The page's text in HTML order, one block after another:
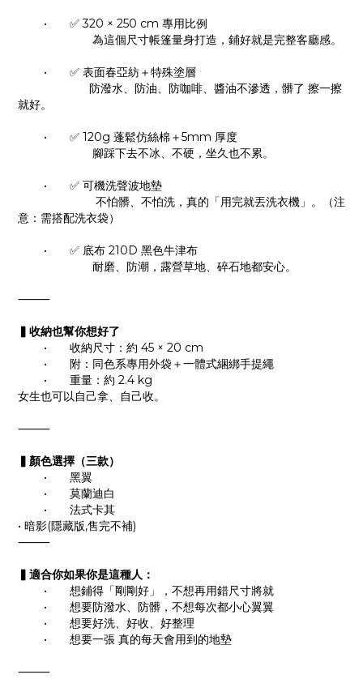
• ✅ 320 × 250 cm 專用比例
                       為這個尺寸帳篷量身打造，鋪好就是完整客廳感。
• ✅ 表面春亞紡＋特殊塗層
                      防潑水、防油、防咖啡、醬油不滲透，
髒了 擦一擦
就好。
• ✅ 120g 蓬鬆仿絲棉＋5mm 厚度
                       腳踩下去不冰、不硬，坐久也不累。
• ✅ 可機洗聲波地墊
意：需搭配洗衣袋）
• ✅ 底布 210D 黑色牛津布
                       耐磨、防潮，露營草地、碎石地都安心。
⸻
▍收納也幫你想好了
•
收納尺寸：約 45 × 20 cm
•
附：同色系專用外袋＋一體式綑綁手提繩
•
重量：約 2.4 kg
女生也可以自己拿、自己收。
⸻
▍顏色選擇（三款）
•
黑翼
•
莫蘭迪白
•
法式卡其
• 暗影(隱藏版,售完不補)
⸻
▍適合你如果你是這種人：
•
想鋪得「剛剛好」，不想再用錯尺寸將就
•
想要防潑水、防髒，不想每次都小心翼翼
•
想要好洗、好收、好整理
•
想要一張 真的每天會用到的地墊
⸻